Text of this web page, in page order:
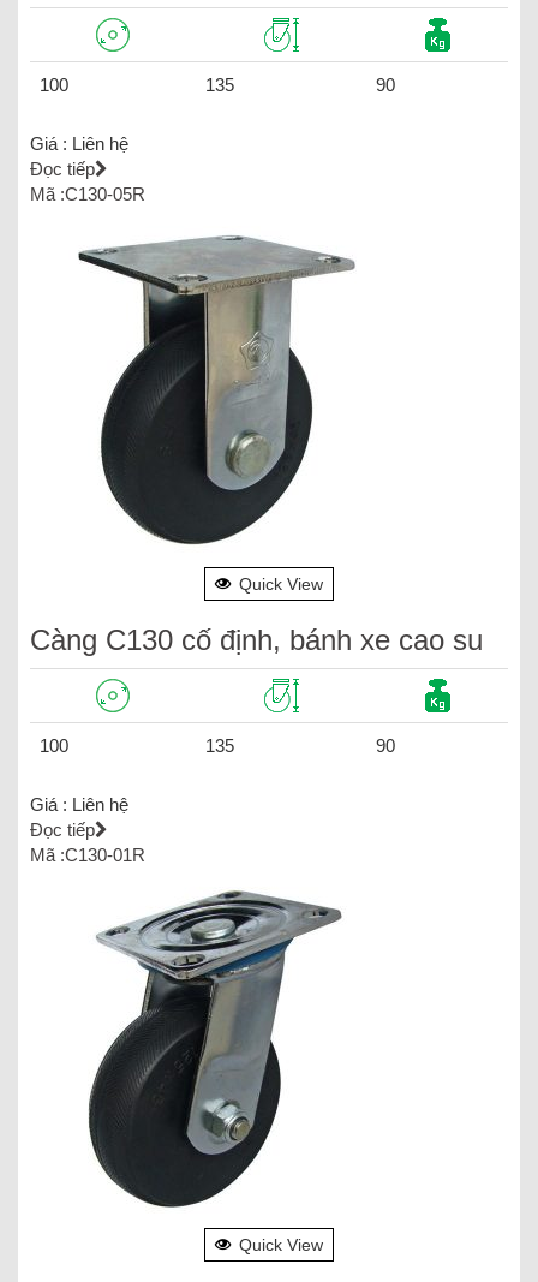
100 135 90
Giá : Liên hệ
Đọc tiếp
Mã :C130-05R
Quick View
Càng C130 cố định, bánh xe cao su
100 135 90
Giá : Liên hệ
Đọc tiếp
Mã :C130-01R
Quick View